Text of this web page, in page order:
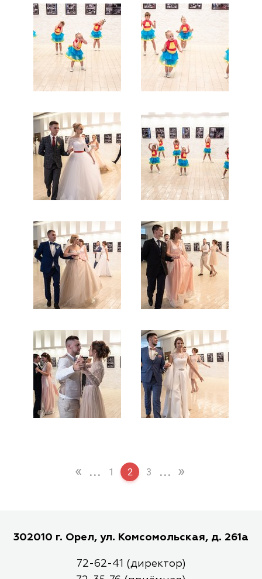
« ... 1 2 3 ... »
302010 г. Орел, ул. Комсомольская, д. 261а
72-62-41 (директор)